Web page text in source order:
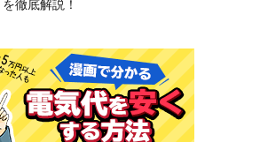
徹底解説！